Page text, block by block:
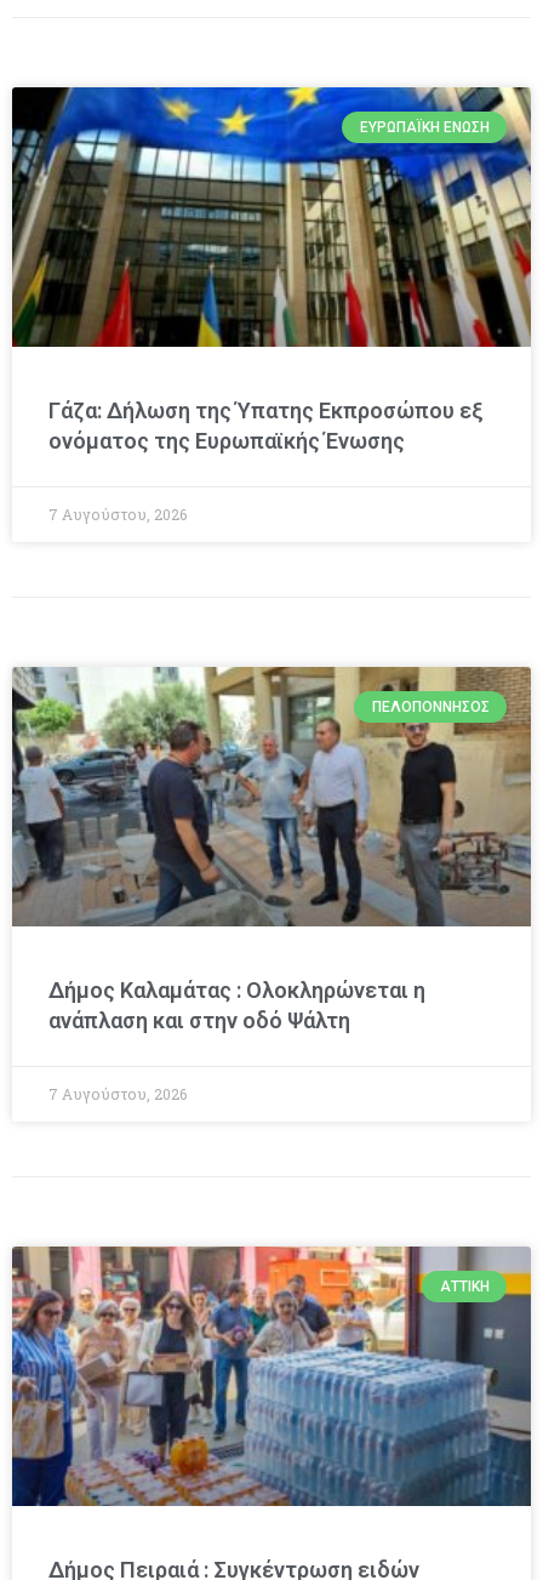
ΕΥΡΩΠΑΪΚΉ ΈΝΩΣΗ
Γάζα: Δήλωση της Ύπατης Εκπροσώπου εξ
ονόματος της Ευρωπαϊκής Ένωσης
7 Αυγούστου, 2026
ΠΕΛΟΠΌΝΝΗΣΟΣ
Δήμος Καλαμάτας : Ολοκληρώνεται η
ανάπλαση και στην οδό Ψάλτη
7 Αυγούστου, 2026
ΑΤΤΙΚΉ
Δήμος Πειραιά : Συγκέντρωση ειδών